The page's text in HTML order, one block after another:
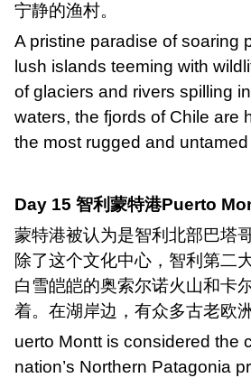
宁静的渔村。
A pristine paradise of soaring
lush islands teeming with
of glaciers and rivers spilling
waters, the fjords of Chile are
the most rugged and
Day 15 智利蒙特港Puerto
蒙特港被认为是智利北部巴塔
除了这个文化中心，智利第二
白雪皑皑的奥索尔诺火山和卡
着。在湖岸边，有众多古老欧洲
uerto Montt is considered the
nation’s Northern Patagonia